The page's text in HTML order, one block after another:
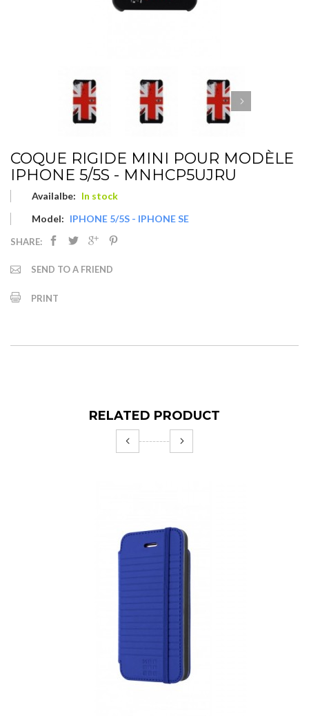
COQUE RIGIDE MINI POUR MODÈLE
IPHONE 5/5S - MNHCP5UJRU
Availalbe: In stock
Model: IPHONE 5/5S - IPHONE SE
SHARE:
SEND TO A FRIEND
PRINT
RELATED PRODUCT